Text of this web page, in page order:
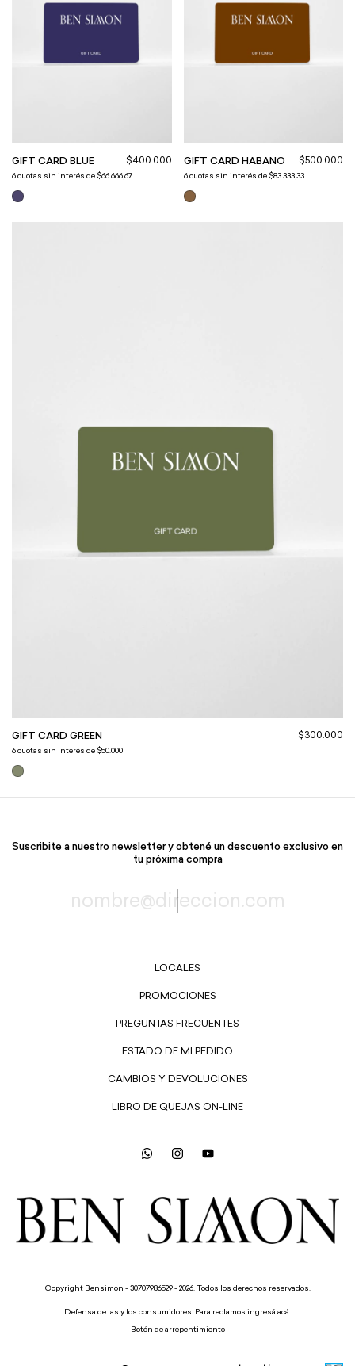
GIFT CARD BLUE $400.000
6cuotas sin interés de $66.666,67
GIFT CARD HABANO $500.000
6 cuotas sin interés de $83.333,33
GIFT CARD GREEN $300.000
6cuotas sin interés de $50.000
Suscribite a nuestro newsletter y obtené un descuento exclusivo en
tu próxima compra
LOCALES
PROMOCIONES
PREGUNTAS FRECUENTES
ESTADO DE MI PEDIDO
CAMBIOS Y DEVOLUCIONES
LIBRO DE QUEJAS ON-LINE
Copyright Bensimon - 30707986529 - 2026. Todos los derechos reservados.
Defensa de las y los consumidores. Para reclamos ingresá acá.
Botón de arrepentimiento